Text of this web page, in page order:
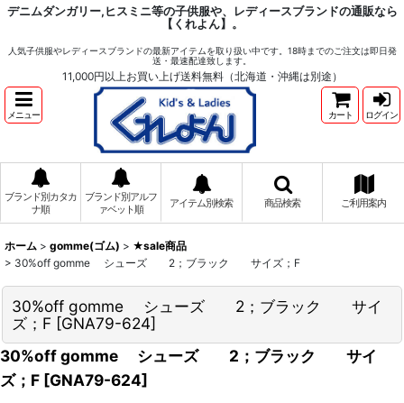
デニムダンガリー,ヒスミニ等の子供服や、レディースブランドの通販なら
【くれよん】。
人気子供服やレディースブランドの最新アイテムを取り扱い中です。18時までのご注文は即日発
送・最速配達致します。
11,000円以上お買い上げ送料無料（北海道・沖縄は別途）
メニュー カート ログイン
ブランド別カタカ
ナ順
ブランド別アルフ
ァベット順
アイテム別検索 商品検索 ご利用案内
ホーム > gomme(ゴム) > ★sale商品
> 30%off gomme シューズ 2；ブラック サイズ；F
30%off gomme シューズ 2；ブラック サイ
ズ；F [GNA79-624]
30%off gomme シューズ 2；ブラック サイ
ズ；F [GNA79-624]